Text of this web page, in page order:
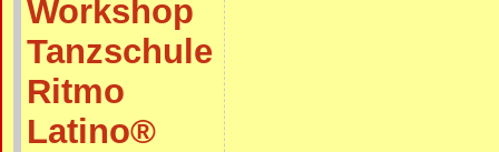
Workshop
Tanzschule
Ritmo
Latino®